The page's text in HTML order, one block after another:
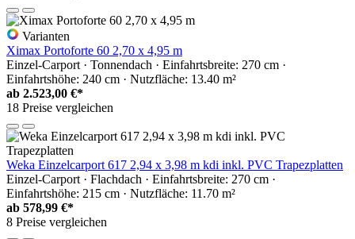
Varianten
Ximax Portoforte 60 2,70 x 4,95 m
Einzel-Carport · Tonnendach · Einfahrtsbreite: 270 cm ·
Einfahrtshöhe: 240 cm · Nutzfläche: 13.40 m²
ab 2.523,00 €*
18 Preise vergleichen
Weka Einzelcarport 617 2,94 x 3,98 m kdi inkl. PVC Trapezplatten
Einzel-Carport · Flachdach · Einfahrtsbreite: 270 cm ·
Einfahrtshöhe: 215 cm · Nutzfläche: 11.70 m²
ab 578,99 €*
8 Preise vergleichen